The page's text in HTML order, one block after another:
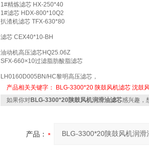
1#精炼滤芯 HX-250*40
1#滤芯 HDX-800*10Q2
扒渣机滤芯 TFX-630*80
滤芯 CEX40*10-BH
油动机高压滤芯HQ25.06Z
SFX-660×10过滤脂肪酸脂滤芯
LH0160D005BN/HC黎明高压滤芯，
产品相关关键字：
BLG-3300*20 陕鼓风机滤芯 沈鼓
如果你对BLG-3300*20陕鼓风机润滑油滤芯感兴趣，
产品：